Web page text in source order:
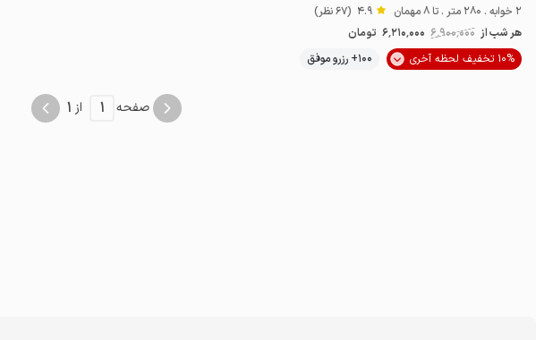
2 خوابه . 280 متر . تا 8 مهمان 4.9 (67 نظر)
هر شب از 6٬900٬000 6٬210٬000 تومان
10% تخفیف لحظه آخری
100+ رزرو موفق
صفحه 1 از 1